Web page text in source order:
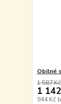
Obilné
1 587 Kč
1
944 Kč